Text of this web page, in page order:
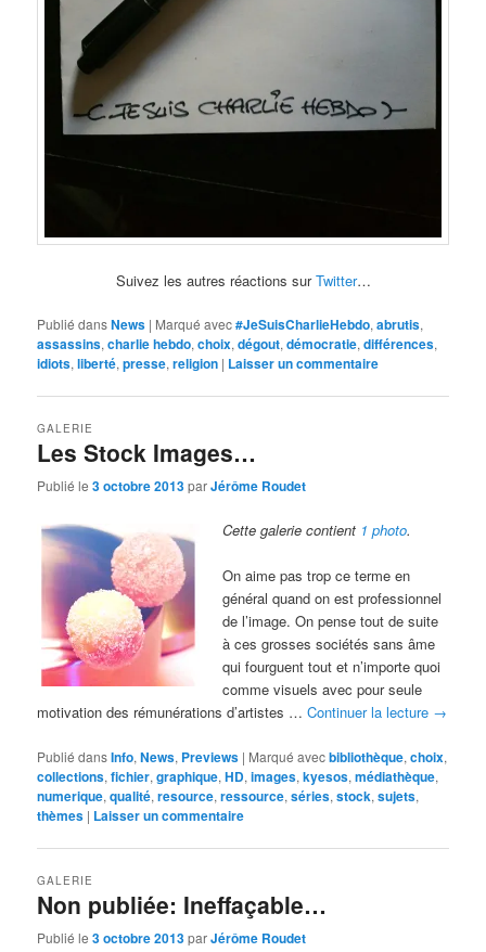
Suivez les autres réactions surTwitter…
Publié dansNews | Marqué avec#JeSuisCharlieHebdo,abrutis,
assassins,charlie hebdo,choix,dégout,démocratie,différences,
idiots,liberté,presse,religion | Laisser un commentaire
Les Stock Images…
GALERIE
Publié le3 octobre 2013parJérôme Roudet
Cette galerie contient 1 photo.
On aime pas trop ce terme en
général quand on est professionnel
de l’image. On pense tout de suite
à ces grosses sociétés sans âme
qui fourguent tout et n’importe quoi
comme visuels avec pour seule
motivation des rémunérations d’artistes …Continuer la lecture →
Publié dansInfo,News, Previews | Marqué avecbibliothèque,choix,
collections,fichier,graphique,HD,images,kyesos,médiathèque,
numerique,qualité,resource,ressource,séries,stock,sujets,
thèmes | Laisser un commentaire
Non publiée: Ineffaçable…
GALERIE
Publié le3 octobre 2013parJérôme Roudet